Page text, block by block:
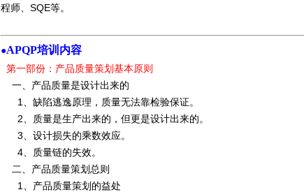
程师、SQE等。
●APQP培训内容
第一部份：产品质量策划基本原则
一、产品质量是设计出来的
1、缺陷逃逸原理，质量无法靠检验保证。
2、质量是生产出来的，但更是设计出来的。
3、设计损失的乘数效应。
4、质量链的失效。
二、产品质量策划总则
1、产品质量策划的益处